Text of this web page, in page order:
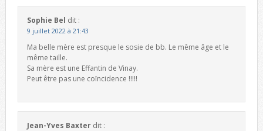
Sophie Bel dit :
9 juillet 2022 à 21:43
Ma belle mère est presque le sosie de bb. Le même âge et le
même taille.
Sa mère est une Effantin de Vinay.
Peut être pas une coïncidence !!!!!
Jean-Yves Baxter dit :